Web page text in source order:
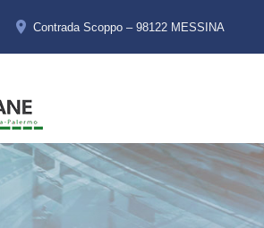
Contrada Scoppo – 98122 MESSINA